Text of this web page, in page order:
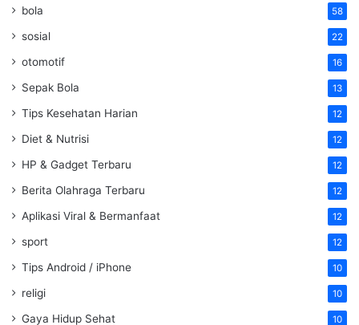
bola 58
sosial 22
otomotif 16
Sepak Bola 13
Tips Kesehatan Harian 12
Diet & Nutrisi 12
HP & Gadget Terbaru 12
Berita Olahraga Terbaru 12
Aplikasi Viral & Bermanfaat 12
sport 12
Tips Android / iPhone 10
religi 10
Gaya Hidup Sehat 10